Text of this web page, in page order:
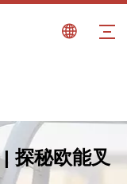
探秘欧能叉